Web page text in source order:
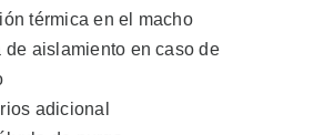
térmica en el macho
de aislamiento en caso de
adicional